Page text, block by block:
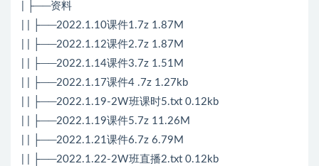
| ├──资料
| | ├──2022.1.10课件1.7z 1.87M
| | ├──2022.1.12课件2.7z 1.87M
| | ├──2022.1.14课件3.7z 1.51M
| | ├──2022.1.17课件4 .7z 1.27kb
| | ├──2022.1.19-2W班课时5.txt 0.12kb
| | ├──2022.1.19课件5.7z 11.26M
| | ├──2022.1.21课件6.7z 6.79M
| | ├──2022.1.22-2W班直播2.txt 0.12kb